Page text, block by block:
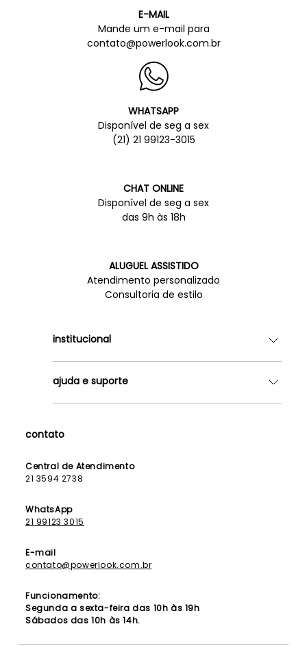
E-MAIL
Mande um e-mail para
contato@powerlook.com.br
WHATSAPP
Disponível de seg a sex
(21) 21 99123-3015
CHAT ONLINE
Disponível de seg a sex
das 9h às 18h
ALUGUEL ASSISTIDO
Atendimento personalizado
Consultoria de estilo
institucional
Lojas
Como Funciona
Lista de Formandas
ajuda e suporte
Política de Privacidade
contato
Central de Atendimento
21 3594 2738
WhatsApp
21 99123 3015
E-mail
contato@powerlook.com.br
Funcionamento:
Segunda a sexta-feira das 10h às 19h
Sábados das 10h às 14h.